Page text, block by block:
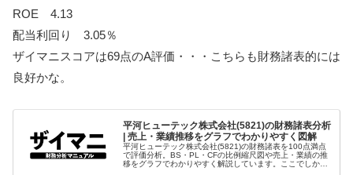
ROE 4.13
配当利回り 3.05％
ザイマニスコアは69点のA評価・・・こちらも財務諸表的には
良好かな。
平河ヒューテック株式会社(5821)の財務諸表分析
| 売上・業績推移をグラフでわかりやすく図解
平河ヒューテック株式会社(5821)の財務諸表を100点満点
で評価分析。BS・PL・CFの比例縮尺図や売上・業績の推
移をグラフでわかりやすく解説しています。ここでしか手